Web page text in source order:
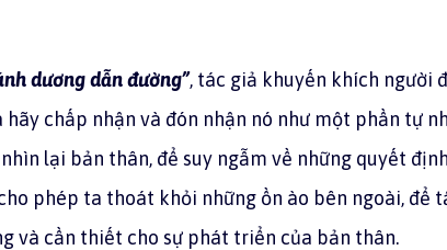
dương dẫn đường”, tác giả khuyến khích người
chấp nhận và đón nhận nó như một phần tự
lại bản thân, để suy ngẫm về những quyết
phép ta thoát khỏi những ồn ào bên ngoài, để
và cần thiết cho sự phát triển của bản thân.